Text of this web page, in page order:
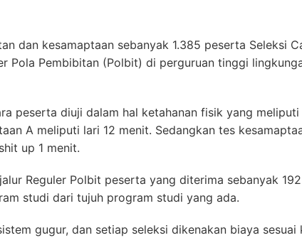
dan kesamaptaan sebanyak 1.385 peserta Seleksi
Pola Pembibitan (Polbit) di perguruan tinggi
peserta diuji dalam hal ketahanan fisik yang
A meliputi lari 12 menit. Sedangkan tes
up 1 menit.
Reguler Polbit peserta yang diterima sebanyak
studi dari tujuh program studi yang ada.
gugur, dan setiap seleksi dikenakan biaya sesuai